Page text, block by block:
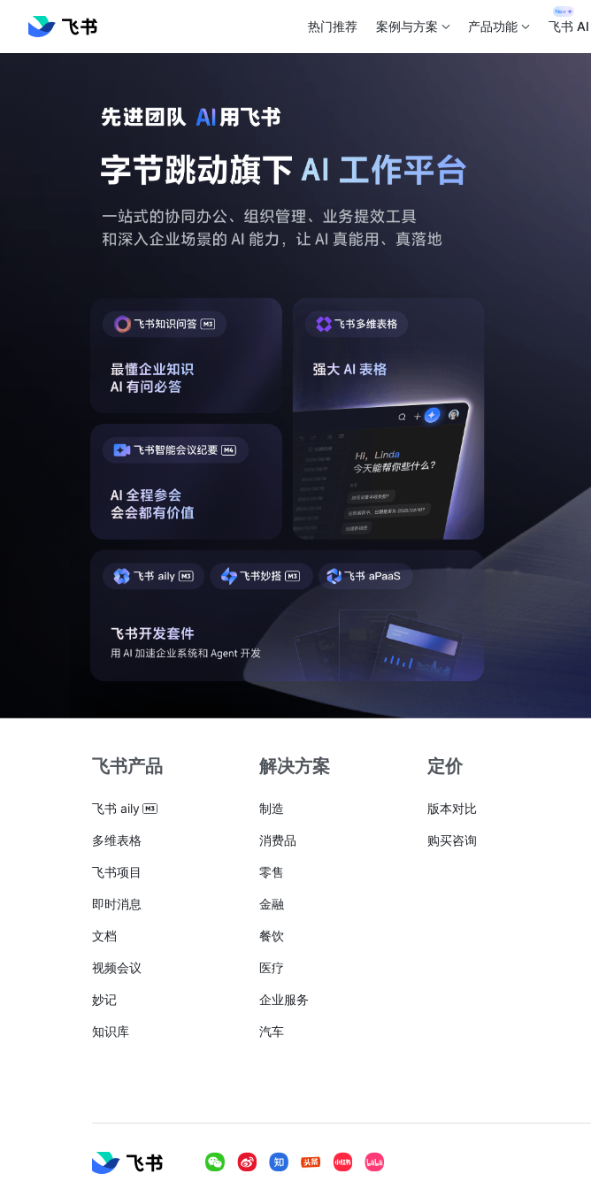
热门推荐 案例与方案 产品功能 飞书 AI
飞书产品
飞书 aily
多维表格
飞书项目
即时消息
文档
视频会议
妙记
知识库
解决方案
制造
消费品
零售
金融
餐饮
医疗
企业服务
汽车
定价
版本对比
购买咨询